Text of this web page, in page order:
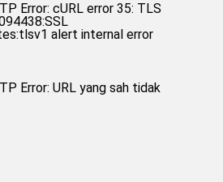
Error: cURL error 35: TLS
alert internal error
Error: URL yang sah tidak